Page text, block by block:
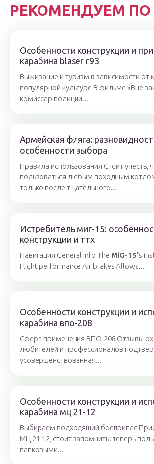
РЕКОМЕНДУЕМ ПО
Особенности конструкции и
карабина blaser r93
Выживание и туризм в зависимости от
популярной культуре В фильме «Вне
комиссар полиции...
Армейская фляга:
особенности выбора
Правила использования Стоит учесть,
пользоваться любым походным
только после тщательного...
Истребитель миг-15:
конструкции и ттх
Навигация General info The MiG-15's
Flight performance Air brakes Allows...
Особенности конструкции и
карабина впо-208
Сфера применения ВПО-208 Отзывы
любителей и профессионалов
усовершенствованная...
Особенности конструкции и
карабина мц 21-12
Выбираем подходящий боеприпас
МЦ 21-12, стоит запомнить: теперь
папковыми...